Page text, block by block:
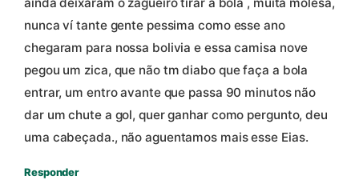
nunca ví tante gente pessima como esse ano
chegaram para nossa bolivia e essa camisa nove
pegou um zica, que não tm diabo que faça a bola
entrar, um entro avante que passa 90 minutos não
dar um chute a gol, quer ganhar como pergunto, deu
uma cabeçada., não aguentamos mais esse Eias.
Responder